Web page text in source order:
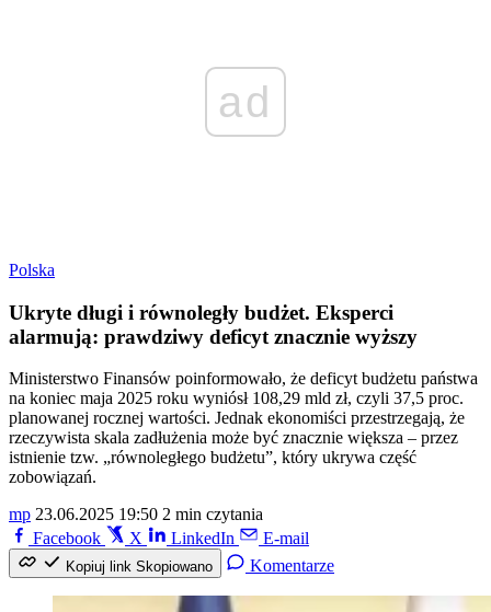
ad
Polska
Ukryte długi i równoległy budżet. Eksperci
alarmują: prawdziwy deficyt znacznie wyższy
Ministerstwo Finansów poinformowało, że deficyt budżetu państwa
na koniec maja 2025 roku wyniósł 108,29 mld zł, czyli 37,5 proc.
planowanej rocznej wartości. Jednak ekonomiści przestrzegają, że
rzeczywista skala zadłużenia może być znacznie większa – przez
istnienie tzw. „równoległego budżetu”, który ukrywa część
zobowiązań.
mp 23.06.2025 19:50 2 min czytania
Facebook
X LinkedIn E-mail
Kopiuj link Skopiowano Komentarze